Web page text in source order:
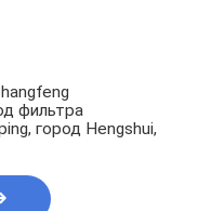
фильтра
город Hengshui,